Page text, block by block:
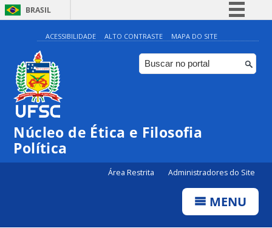
BRASIL
Simplifique!
Comunica BR
Participe
Canais
ACESSIBILIDADE ALTO CONTRASTE MAPA DO SITE
Núcleo de Ética e Filosofia
Política
Área Restrita Administradores do Site
MENU